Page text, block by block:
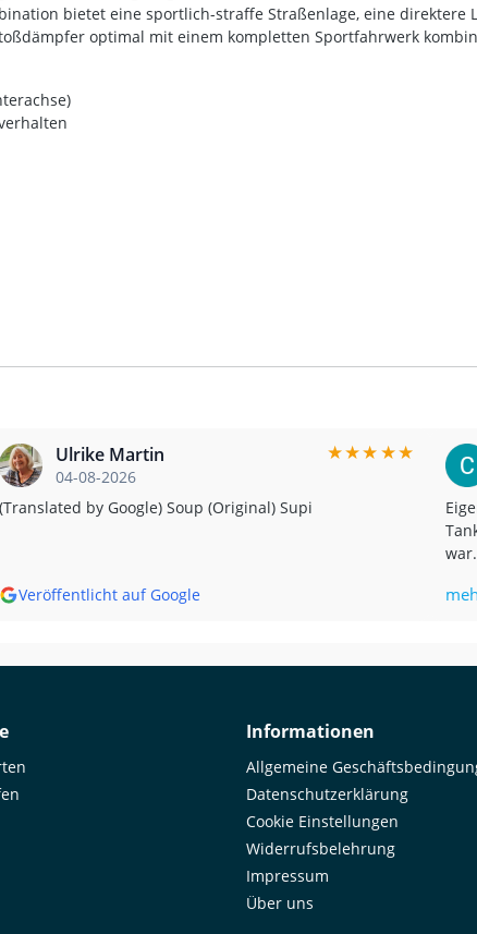
bietet eine sportlich-straffe Straßenlage, eine direktere
optimal mit einem kompletten Sportfahrwerk
Ulrike Martin
04-08-2026
★★★★★
(Translated by Google) Soup (Original) Supi
Veröffentlicht auf Google
mir,
Informationen
Allgemeine
Datenschutzerklärung
Cookie Einstellungen
Widerrufsbelehrung
Impressum
Über uns